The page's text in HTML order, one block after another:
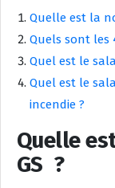
Quelle est la
Quels sont les
Quel est le
Quel est le
incendie ?
Quelle
GS ?